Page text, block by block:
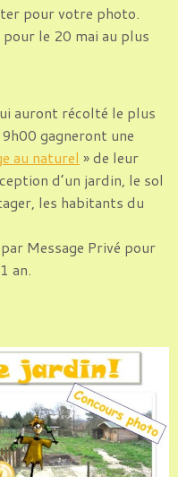
pour votre photo.
le 20 mai au plus
auront récolté le plus
gagneront une
au naturel » de leur
d’un jardin, le sol
les habitants du
Message Privé pour
an.